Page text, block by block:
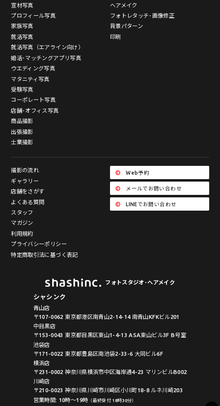
宣材写真
プロフィール写真
家族写真
就活写真
就活写真（エアライン向け）
婚活･マッチングアプリ写真
ウエディング写真
マタニティ写真
受験写真
コーポレート写真
店舗･オフィス写真
商品撮影
出張撮影
士業撮影
ヘアメイク
フォトレタッチ･画像修正
背景パターン
印刷
撮影の流れ
ギャラリー
店舗をさがす
よくある質問
スタッフ
マガジン
利用規約
プライバシーポリシー
特定商取引法に基づく表記
Web予約
メールでお問い合わせ
LINEでお問い合わせ
フォトスタジオ･ヘアメイク
シャシンク
青山店
〒107-0062 東京都港区南青山2-14-14 南青山KFKビル201
中目黒店
〒153-0043 東京都目黒区東山1-4-13 ASA東山ビル3F B号室
池袋店
〒171-0022 東京都豊島区南池袋2-33-6 大同ビル6F
横浜店
〒231-0002 神奈川県横浜市中区海岸通4-23 マリンビルB002
川崎店
〒210-0023 神奈川県川崎市川崎区小川町18-8 ルネ川崎203
営業時間: 10時〜19時 （最終受付 18時30分）